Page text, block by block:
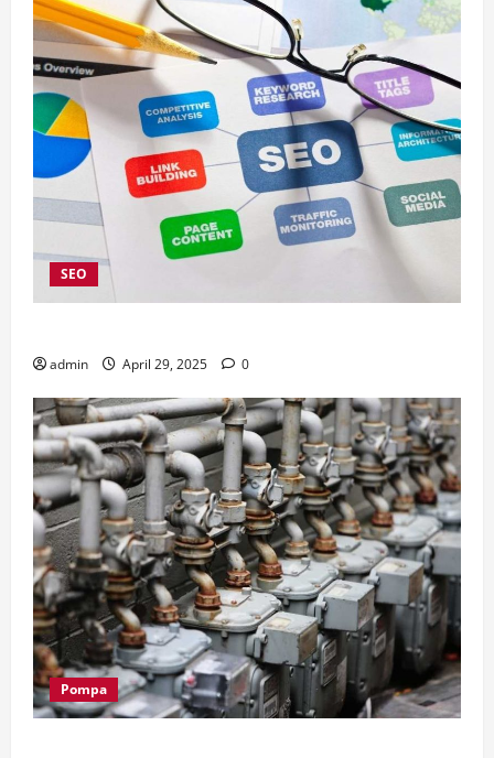
SEO
admin April 29, 2025 0
Pompa